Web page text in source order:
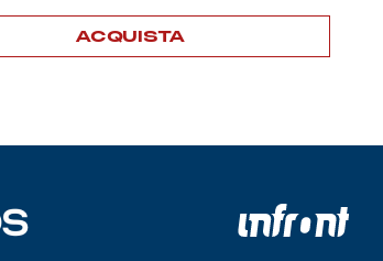
ACQUISTA